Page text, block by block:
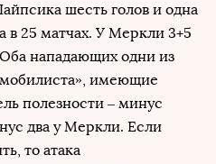
шесть голов и одна
в 25 матчах. У Меркли 3+5
Оба нападающих одни из
имеющие
полезности – минус
два у Меркли. Если
то атака